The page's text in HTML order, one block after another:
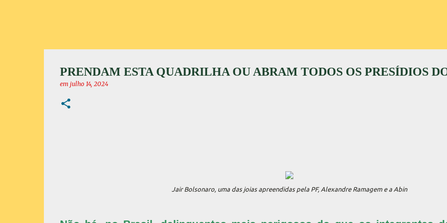
PRENDAM ESTA QUADRILHA OU ABRAM TODOS OS PRESÍDIOS
em julho 14, 2024
Jair Bolsonaro, uma das joias apreendidas pela PF, Alexandre Ramagem e a Abin